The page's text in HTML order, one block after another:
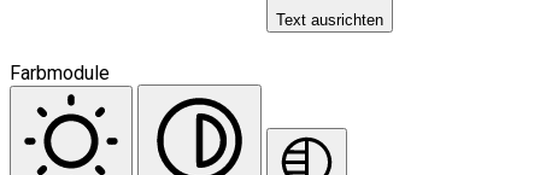
Text ausrichten
Farbmodule